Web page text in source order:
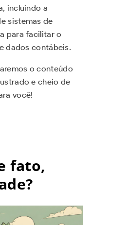
incluindo a
sistemas de
para facilitar o
dados contábeis.
o conteúdo
e cheio de
você!
fato,